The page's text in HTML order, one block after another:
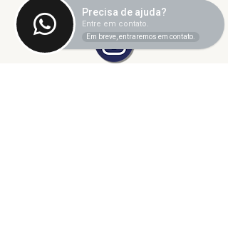
Precisa de ajuda?
Entre em contato.
Em breve, entraremos em contato.